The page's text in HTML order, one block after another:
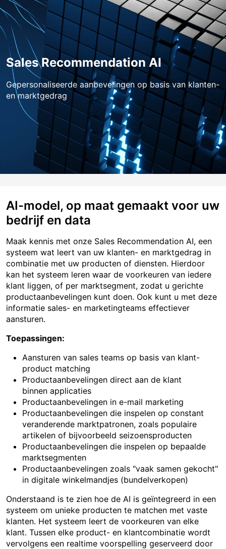
Sales Recommendation AI
Gepersonaliseerde aanbevelingen op basis van klanten-
en marktgedrag
AI-model, op maat gemaakt voor uw
bedrijf en data
Maak kennis met onze Sales Recommendation AI, een
systeem wat leert van uw klanten- en marktgedrag in
combinatie met uw producten of diensten. Hierdoor
kan het systeem leren waar de voorkeuren van iedere
klant liggen, of per marktsegment, zodat u gerichte
productaanbevelingen kunt doen. Ook kunt u met deze
informatie sales- en marketingteams effectiever
aansturen.
Toepassingen:
Aansturen van sales teams op basis van klant-
product matching
Productaanbevelingen direct aan de klant
binnen applicaties
Productaanbevelingen in e-mail marketing
Productaanbevelingen die inspelen op constant
veranderende marktpatronen, zoals populaire
artikelen of bijvoorbeeld seizoensproducten
Productaanbevelingen die inspelen op bepaalde
marktsegmenten
Productaanbevelingen zoals "vaak samen gekocht"
in digitale winkelmandjes (bundelverkopen)
Onderstaand is te zien hoe de AI is geïntegreerd in een
systeem om unieke producten te matchen met vaste
klanten. Het systeem leert de voorkeuren van elke
klant. Tussen elke product- en klantcombinatie wordt
vervolgens een realtime voorspelling geserveerd door